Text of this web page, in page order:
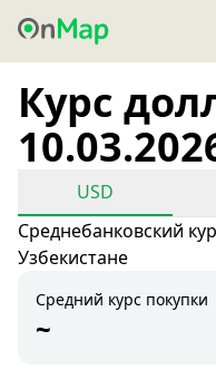
Курс
USD
Среднебанковский
Узбекистане
Средний курс покупки
~